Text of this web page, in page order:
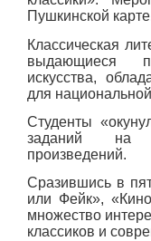
Пушкинской
Классическая
выдающиеся
искусства,
для
Студенты
заданий на
произведений.
Сразившись в
или Фейк»,
множество
классиков и